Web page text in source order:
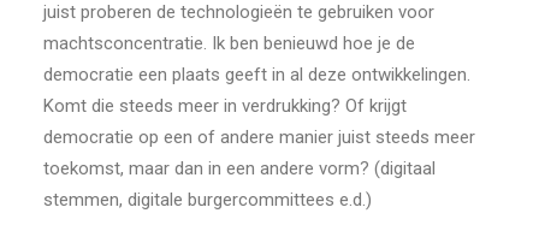
juist proberen de technologieën te gebruiken voor
machtsconcentratie. Ik ben benieuwd hoe je de
democratie een plaats geeft in al deze ontwikkelingen.
Komt die steeds meer in verdrukking? Of krijgt
democratie op een of andere manier juist steeds meer
toekomst, maar dan in een andere vorm? (digitaal
stemmen, digitale burgercommittees e.d.)